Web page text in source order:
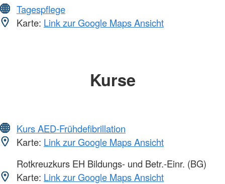
Tagespflege
Karte: Link zur Google Maps Ansicht
Kurse
Kurs AED-Frühdefibrillation
Karte: Link zur Google Maps Ansicht
Rotkreuzkurs EH Bildungs- und Betr.-Einr. (BG)
Karte: Link zur Google Maps Ansicht